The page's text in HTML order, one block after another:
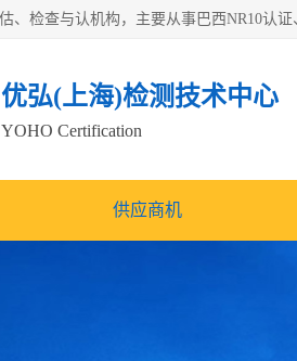
优弘(上海)检测技术中心
YOHO Certification
供应商机